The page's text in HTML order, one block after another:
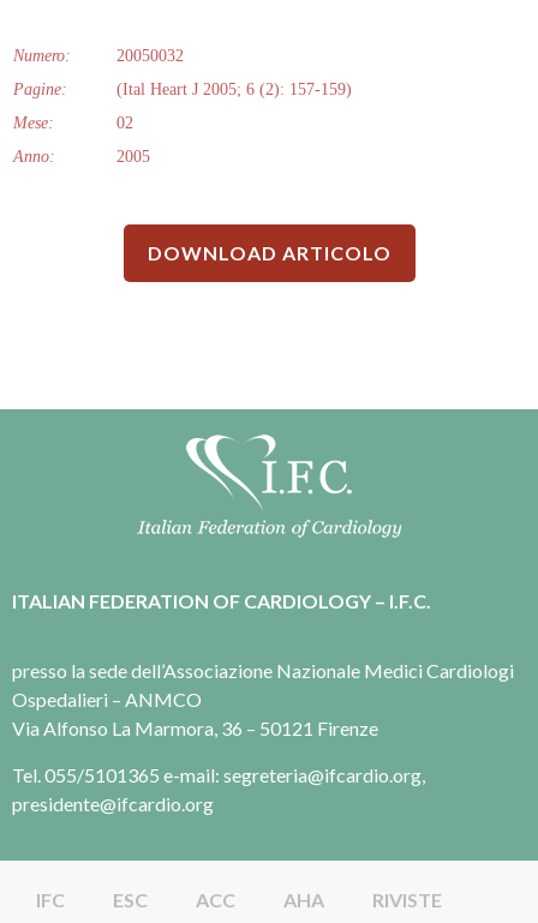
Numero:
20050032
Pagine:
(Ital Heart J 2005; 6 (2): 157-159)
Mese:
02
Anno:
2005
DOWNLOAD ARTICOLO
ITALIAN FEDERATION OF CARDIOLOGY – I.F.C.
presso la sede dell’Associazione Nazionale Medici Cardiologi
Ospedalieri – ANMCO
Via Alfonso La Marmora, 36 – 50121 Firenze
Tel. 055/5101365 e-mail: segreteria@ifcardio.org,
presidente@ifcardio.org
IFC ESC ACC AHA RIVISTE